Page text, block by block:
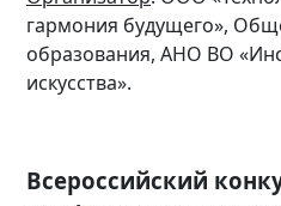
гармония будущего»,
образования, АНО ВО
искусства».
Всероссийский